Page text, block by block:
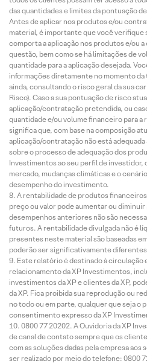
das quantidades e limites da pontuação
Antes de aplicar nos produtos e/ou
material, é importante que você verifique
comporta a aplicação nos produtos e/ou
questão, bem como se há limitações de
quantidade para a aplicação desejada.
informações diretamente no momento da
ainda, consultando o risco geral da sua
Risco). Caso a sua pontuação de risco
aplicação/contratação pretendida, ou
quantidade e/ou volume financeiro para
significa que, com base na composição
aplicação/contratação não está adequada
sobre o processo de adequação dos
Investimentos ao seu perfil de investidor,
mercado, mudanças climáticas e o
desempenho do investimento.
A rentabilidade de produtos
preço ou valor pode aumentar ou
desempenhos anteriores não são
futuros. A rentabilidade divulgada não é
presentes neste material são baseadas
poderão ser significativamente
Este relatório é destinado à circulação
relacionamento da XP Investimentos,
investimentos da XP e clientes da XP,
da XP. Fica proibida sua reprodução ou
no todo ou em parte, qualquer que seja o
consentimento expresso da XP
0800 77 20202. A Ouvidoria da XP
de canal de contato sempre que os
com as soluções dadas pela empresa
ser realizado por meio do telefone: 0800